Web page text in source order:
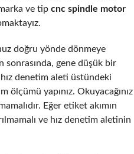
ve tip cnc spindle motor
doğru yönde dönmeye
sonrasında, gene düşük bir
denetim aleti üstündeki
ölçümü yapınız. Okuyacağınız
Eğer etiket akımın
ve hız denetim aletinin